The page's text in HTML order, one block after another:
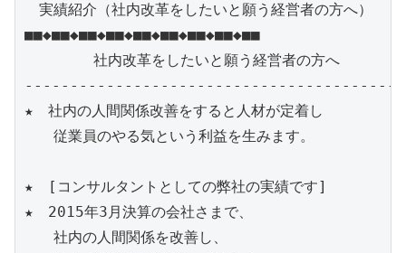
実績紹介（社内改革をしたいと願う経営者の方へ）
■■◆■■◆■■◆■■◆■■◆■■◆■■◆■■◆■■
      　社内改革をしたいと願う経営者の方へ
★　社内の人間関係改善をすると人材が定着し
従業員のやる気という利益を生みます。
★　[コンサルタントとしての弊社の実績です]
★　2015年3月決算の会社さまで、
社内の人間関係を改善し、